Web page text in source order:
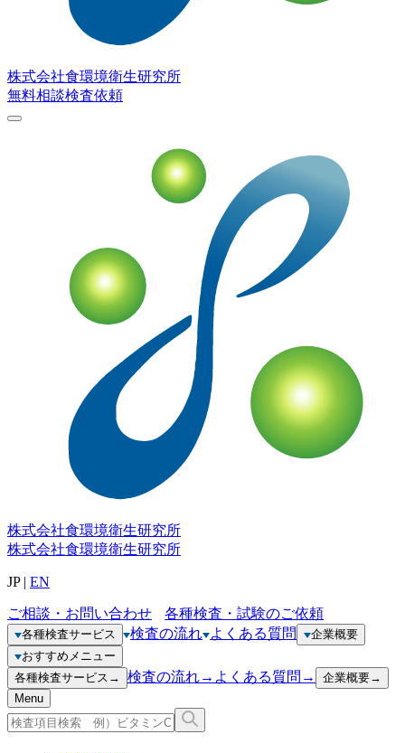
株式会社食環境衛生研究所
無料相談検査依頼
株式会社食環境衛生研究所
株式会社食環境衛生研究所
JP| EN
ご相談・お問い合わせ 各種検査・試験のご依頼
各種検査サービス 検査の流れ よくある質問
企業概要
おすすめメニュー
各種検査サービス → 検査の流れ→ よくある質問 → 企業概要→
Menu